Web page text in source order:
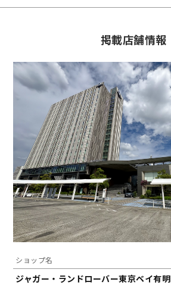
掲載店舗情報
ショップ名
ジャガー・ランドローバー東京ベイ有明